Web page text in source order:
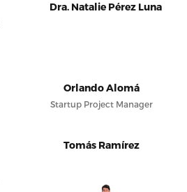
Dra. Natalie Pérez Luna
Orlando Alomá
Startup Project Manager
Tomás Ramírez